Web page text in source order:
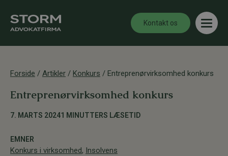
Kontakt os
Forside / Artikler / Konkurs / Entreprenørvirksomhed konkurs
Entreprenørvirksomhed konkurs
7. MARTS 20241 MINUTTERS LÆSETID
EMNER
Konkurs i virksomhed, Insolvens